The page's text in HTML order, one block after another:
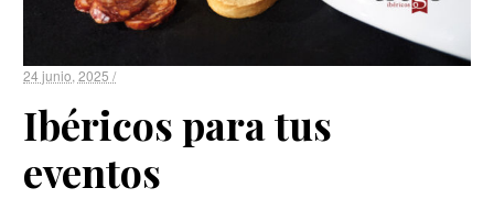
24 junio, 2025 /
Ibéricos para tus
eventos